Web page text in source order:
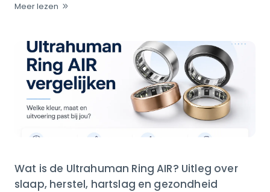
Meer lezen
Wat is de Ultrahuman Ring AIR? Uitleg over
slaap, herstel, hartslag en gezondheid